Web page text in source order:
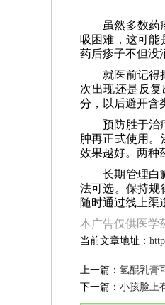
虽然多数药
吸困难，这可能
药后疹子不但没
就医前记得
次出现还是反
分，以后避开含
预防胜于治
肿再正式使用。
效果越好。两种
长期管理白
法可选。保持规
随时通过线上渠
本广告仅供医学
当前文章地址：
上一篇： 氢醌乳膏
下一篇： 小孩脸上